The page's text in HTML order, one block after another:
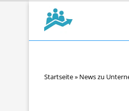
Startseite» News zu